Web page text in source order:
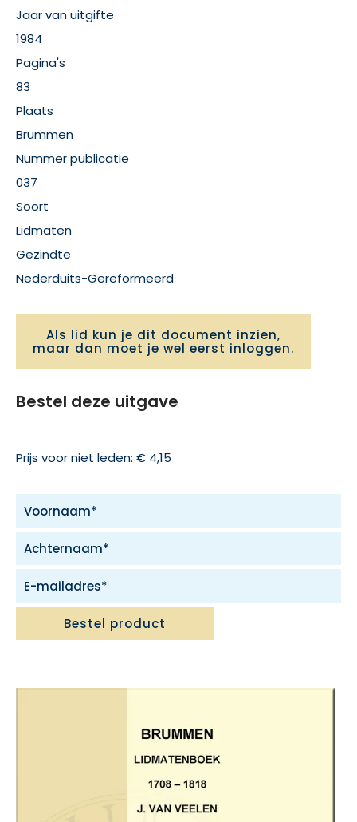
Jaar van uitgifte
1984
Pagina's
83
Plaats
Brummen
Nummer publicatie
037
Soort
Lidmaten
Gezindte
Nederduits-Gereformeerd
Als lid kun je dit document inzien,
maar dan moet je wel eerst inloggen.
Bestel deze uitgave
Prijs voor niet leden: € 4,15
Bestel product